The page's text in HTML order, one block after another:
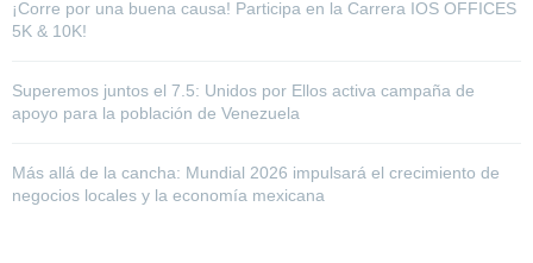
¡Corre por una buena causa! Participa en la Carrera IOS OFFICES
5K & 10K!
Superemos juntos el 7.5: Unidos por Ellos activa campaña de
apoyo para la población de Venezuela
Más allá de la cancha: Mundial 2026 impulsará el crecimiento de
negocios locales y la economía mexicana